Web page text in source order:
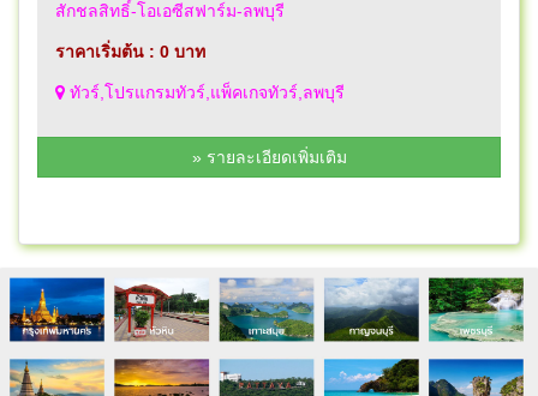
สักชลสิทธิ์-โอเอซีสฟาร์ม-ลพบุรี
ราคาเริ่มต้น : 0 บาท
ทัวร์,โปรแกรมทัวร์,แพ็คเกจทัวร์,ลพบุรี
» รายละเอียดเพิ่มเติม